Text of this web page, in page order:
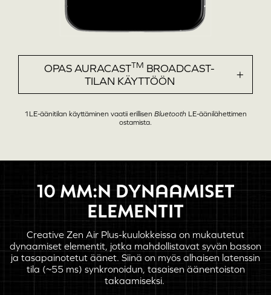
OPAS AURACASTTM BROADCAST-
TILAN KÄYTTÖÖN
1LE-äänitilan käyttäminen vaatii erillisen Bluetooth LE-äänilähettimen
ostamista.
Langattomat
äänilähettimet
Painike Toiminto LED-merkkivalo
Paina X2: Siirry
10 MM:N DYNAAMISET
ELEMENTIT
Creative Zen Air Plus-kuulokkeissa on mukautetut
dynaamiset elementit, jotka mahdollistavat syvän basson
ja tasapainotetut äänet. Siinä on myös alhaisen latenssin
tila (~55 ms) synkronoidun, tasaisen äänentoiston
takaamiseksi.